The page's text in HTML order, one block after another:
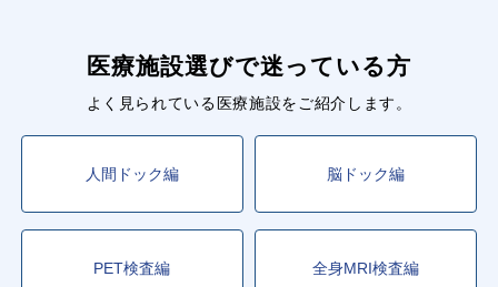
医療施設選びで迷っている方
よく見られている医療施設をご紹介します。
人間ドック編 脳ドック編
PET検査編 全身MRI検査編